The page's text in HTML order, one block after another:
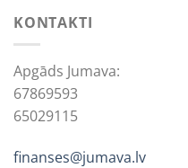
KONTAKTI
Apgāds Jumava:
67869593
65029115
finanses@jumava.lv